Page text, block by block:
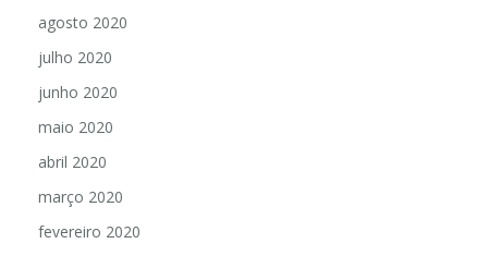
agosto 2020
julho 2020
junho 2020
maio 2020
abril 2020
março 2020
fevereiro 2020